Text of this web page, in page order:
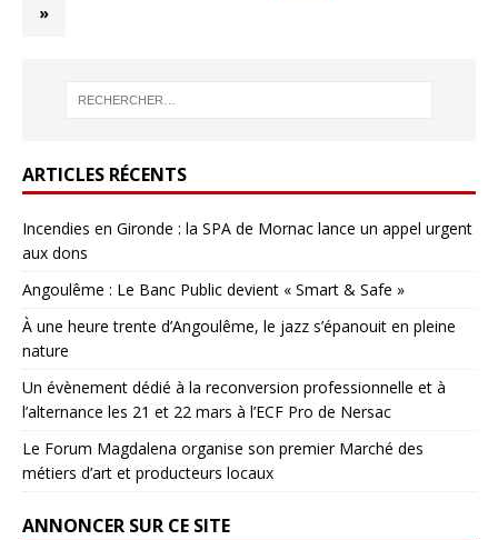
»
ARTICLES RÉCENTS
Incendies en Gironde : la SPA de Mornac lance un appel urgent
aux dons
Angoulême : Le Banc Public devient « Smart & Safe »
À une heure trente d’Angoulême, le jazz s’épanouit en pleine
nature
Un évènement dédié à la reconversion professionnelle et à
l’alternance les 21 et 22 mars à l’ECF Pro de Nersac
Le Forum Magdalena organise son premier Marché des
métiers d’art et producteurs locaux
ANNONCER SUR CE SITE